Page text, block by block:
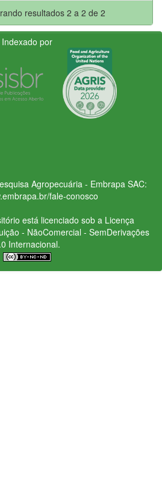
resultados 2 a 2 de 2
Indexado por
Agropecuária - Embrapa SAC:
fale-conosco
está licenciado sob a Licença
- NãoComercial - SemDerivações
Internacional.